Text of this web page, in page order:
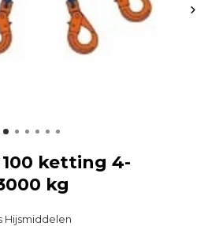
100 ketting 4-
kg
Hijsmiddelen